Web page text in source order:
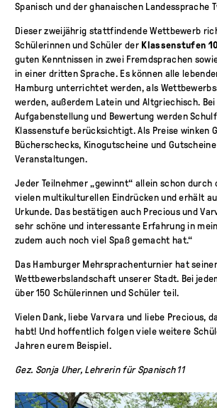
Spanisch und der ghanaischen Landessprache
Dieser zweijährig stattfindende Wettbewerb
Schülerinnen und Schüler der Klassenstufen
guten Kenntnissen in zwei Fremdsprachen
in einer dritten Sprache. Es können alle
Hamburg unterrichtet werden, als
werden, außerdem Latein und Altgriechisch.
Aufgabenstellung und Bewertung werden
Klassenstufe berücksichtigt. Als Preise winken
Bücherschecks, Kinogutscheine und
Veranstaltungen.
Jeder Teilnehmer „gewinnt“ allein schon durch
vielen multikulturellen Eindrücken und erhält
Urkunde. Das bestätigen auch Precious und
sehr schöne und interessante Erfahrung in
zudem auch noch viel Spaß gemacht hat.“
Das Hamburger Mehrsprachenturnier hat
Wettbewerbslandschaft unserer Stadt. Bei
über 150 Schülerinnen und Schüler teil.
Vielen Dank, liebe Varvara und liebe Precious,
habt! Und hoffentlich folgen viele weitere
Jahren eurem Beispiel.
Gez. Sonja Uher, Lehrerin für Spanisch 11